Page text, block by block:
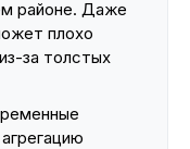
районе. Даже
плохо
за толстых